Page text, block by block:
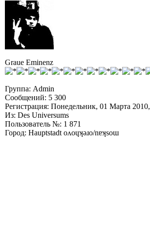
Graue Eminenz
Группа: Admin
Сообщений: 5 300
Регистрация: Понедельник, 01 Марта
Из: Des Universums
Пользователь №: 1 871
Город: Hauptstadt oʌoɥʞǝɹo/nɐʞsoɯ